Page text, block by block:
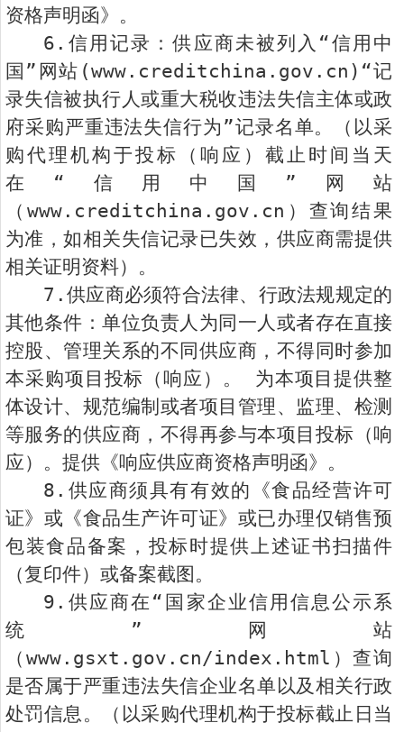
资格声明函》。
6.信用记录：供应商未被列入“信用中
国”网站(www.creditchina.gov.cn)“记
录失信被执行人或重大税收违法失信主体或政
府采购严重违法失信行为”记录名单。（以采
购代理机构于投标（响应）截止时间当天
在“信用中国”网站
（www.creditchina.gov.cn）查询结果
为准，如相关失信记录已失效，供应商需提供
相关证明资料）。
7.供应商必须符合法律、行政法规规定的
其他条件：单位负责人为同一人或者存在直接
控股、管理关系的不同供应商，不得同时参加
本采购项目投标（响应）。 为本项目提供整
体设计、规范编制或者项目管理、监理、检测
等服务的供应商，不得再参与本项目投标（响
应）。提供《响应供应商资格声明函》。
8.供应商须具有有效的《食品经营许可
证》或《食品生产许可证》或已办理仅销售预
包装食品备案，投标时提供上述证书扫描件
（复印件）或备案截图。
9. 供应商在“国家企业信用信息公示系
统”网站
（ www.gsxt.gov.cn/index.html ）查询
是否属于严重违法失信企业名单以及相关行政
处罚信息。（以采购代理机构于投标截止日当